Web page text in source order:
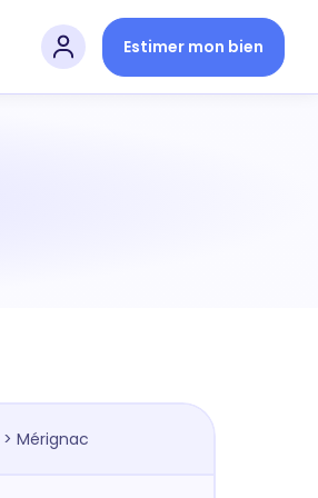
Estimer mon bien
> Mérignac